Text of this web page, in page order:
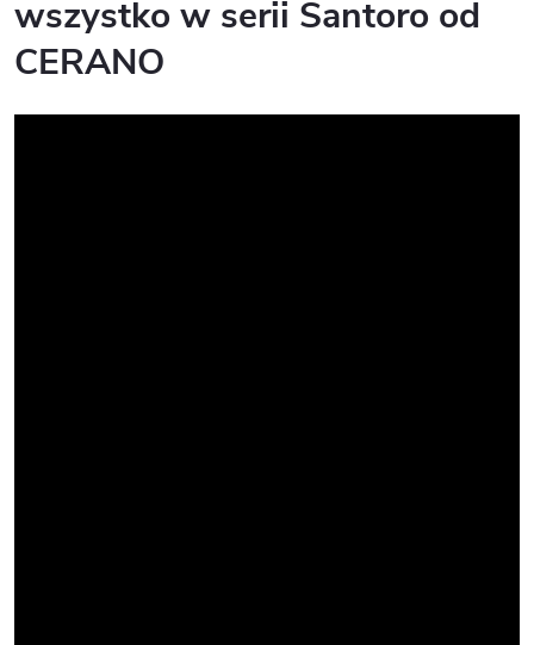
wszystko w serii Santoro od
CERANO